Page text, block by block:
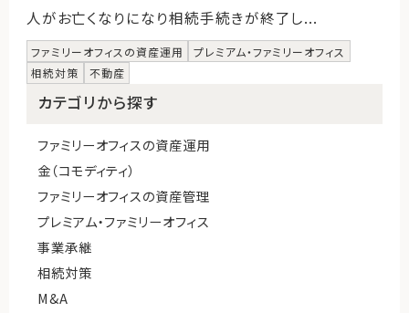
人がお亡くなりになり相続手続きが終了し...
ファミリーオフィスの資産運用
プレミアム・ファミリーオフィス
相続対策
不動産
カテゴリから探す
ファミリーオフィスの資産運用
金（コモディティ）
ファミリーオフィスの資産管理
プレミアム・ファミリーオフィス
事業承継
相続対策
M&A